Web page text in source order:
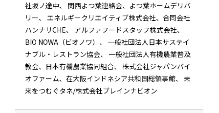
社坂ノ途中、
関西よつ葉連絡会、よつ葉ホームデリバ
リー、 エネルギークリエイティブ株式会社、合同会社
ハンナリCHE、
アルファフードスタッフ株式会社、
BIO NOWA（ビオノワ）、
一般社団法人日本サステイ
ナブル・レストラン協会、
一般社団法人有機農業普及
教会、日本有機農業協同組合、 株式会社ジャパンバイ
オファーム、在大阪インドネシア共和国総領事館、 未
来をつむぐタネ/株式会社ブレインナビオン